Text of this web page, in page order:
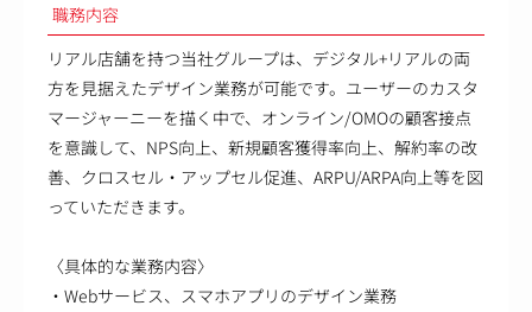
職務内容
リアル店舗を持つ当社グループは、デジタル+リアルの両
方を見据えたデザイン業務が可能です。ユーザーのカスタ
マージャーニーを描く中で、オンライン/OMOの顧客接点
を意識して、NPS向上、新規顧客獲得率向上、解約率の改
善、クロスセル・アップセル促進、ARPU/ARPA向上等を図
っていただきます。
〈具体的な業務内容〉
・Webサービス、スマホアプリのデザイン業務